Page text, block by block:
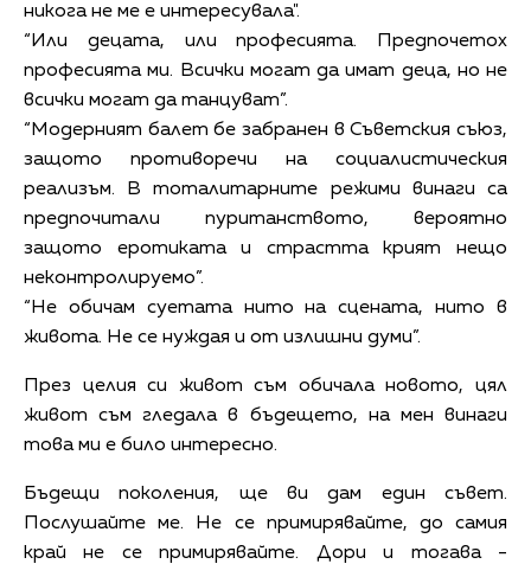
никога не ме е интересувала".
“Или децата, или професията. Предпочетох
професията ми. Всички могат да имат деца, но не
всички могат да танцуват”.
“Модерният балет бе забранен в Съветския съюз,
защото противоречи на социалистическия
реализъм. В тоталитарните режими винаги са
предпочитали пуританството, вероятно
защото еротиката и страстта крият нещо
неконтролируемо”.
“Не обичам суетата нито на сцената, нито в
живота. Не се нуждая и от излишни думи”.
През целия си живот съм обичала новото, цял
живот съм гледала в бъдещето, на мен винаги
това ми е било интересно.
Бъдещи поколения, ще ви дам един съвет.
Послушайте ме. Не се примирявайте, до самия
край не се примирявайте. Дори и тогава -